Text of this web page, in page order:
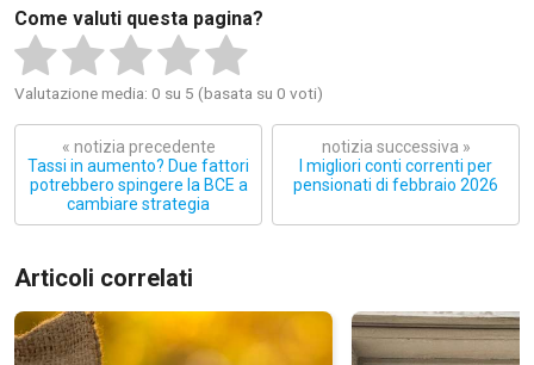
Come valuti questa pagina?
Valutazione media: 0 su 5 (basata su 0 voti)
« notizia precedente
Tassi in aumento? Due fattori
potrebbero spingere la BCE a
cambiare strategia
notizia successiva »
I migliori conti correnti per
pensionati di febbraio 2026
Articoli correlati